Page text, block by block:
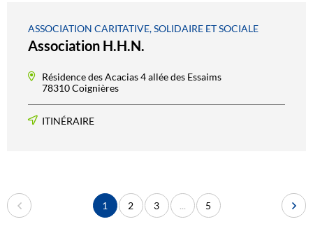
ASSOCIATION CARITATIVE, SOLIDAIRE ET SOCIALE
Association H.H.N.
Résidence des Acacias 4 allée des Essaims
78310 Coignières
ITINÉRAIRE
1 2 3 ... 5